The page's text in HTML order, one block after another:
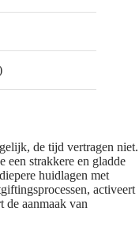
de tijd vertragen niet.
strakkere en gladde
huidlagen met
activeert
de aanmaak van